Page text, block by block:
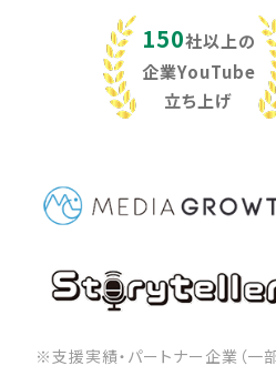
150社以上の
企業YouTube
立ち上げ
※支援実績・パートナー企業（一